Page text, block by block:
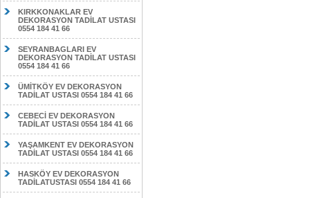
KIRKKONAKLAR EV
DEKORASYON TADİLAT USTASI
0554 184 41 66
SEYRANBAGLARI EV
DEKORASYON TADİLAT USTASI
0554 184 41 66
ÜMİTKÖY EV DEKORASYON
TADİLAT USTASI 0554 184 41 66
CEBECİ EV DEKORASYON
TADİLAT USTASI 0554 184 41 66
YAŞAMKENT EV DEKORASYON
TADİLAT USTASI 0554 184 41 66
HASKÖY EV DEKORASYON
TADİLATUSTASI 0554 184 41 66